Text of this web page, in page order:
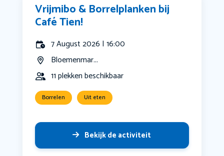
Vrijmibo & Borrelplanken bij
Café Tien!
7 August 2026 | 16:00
Bloemenmar...
11 plekken beschikbaar
Borrelen Uit eten
Bekijk de activiteit